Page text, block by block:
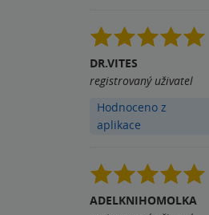
DR.VITES
registrovaný uživatel
Hodnoceno z
aplikace
ADELKNIHOMOLKA